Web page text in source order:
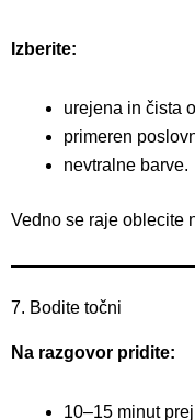
Izberite:
urejena in čista
primeren
nevtralne barve.
Vedno se raje oblecite
7. Bodite točni
Na razgovor pridite:
10–15 minut